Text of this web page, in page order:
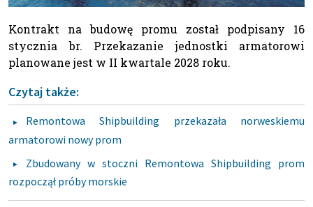
Kontrakt na budowę promu został podpisany 16
stycznia br. Przekazanie jednostki armatorowi
planowane jest w II kwartale 2028 roku.
Czytaj także:
Remontowa Shipbuilding przekazała norweskiemu
armatorowi nowy prom
Zbudowany w stoczni Remontowa Shipbuilding prom
rozpoczął próby morskie